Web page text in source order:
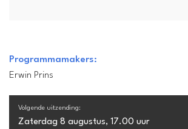
Programmamakers:
Erwin Prins
Volgende uitzending:
Zaterdag 8 augustus, 17.00 uur